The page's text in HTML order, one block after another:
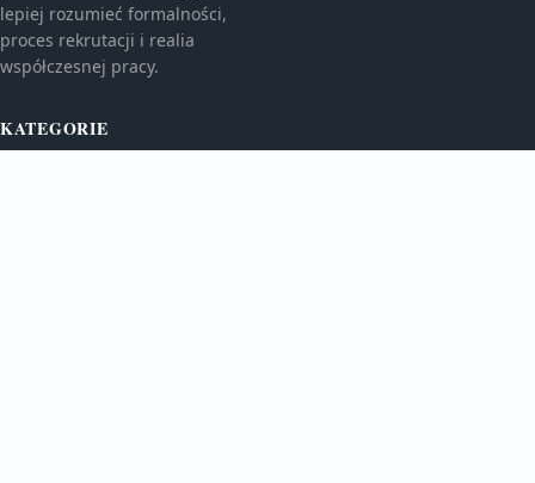
lepiej rozumieć formalności,
proces rekrutacji i realia
współczesnej pracy.
KATEGORIE